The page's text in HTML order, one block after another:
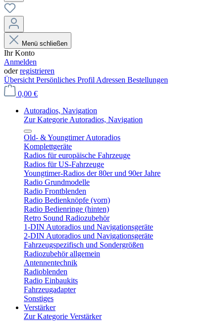
Menü schließen
Ihr Konto
Anmelden
oderregistrieren
Übersicht Persönliches Profil Adressen Bestellungen
0,00 €
Autoradios, Navigation
Zur Kategorie Autoradios, Navigation
Old- & Youngtimer Autoradios
Komplettgeräte
Radios für europäische Fahrzeuge
Radios für US-Fahrzeuge
Youngtimer-Radios der 80er und 90er Jahre
Radio Grundmodelle
Radio Frontblenden
Radio Bedienknöpfe (vorn)
Radio Bedienringe (hinten)
Retro Sound Radiozubehör
1-DIN Autoradios und Navigationsgeräte
2-DIN Autoradios und Navigationsgeräte
Fahrzeugspezifisch und Sondergrößen
Radiozubehör allgemein
Antennentechnik
Radioblenden
Radio Einbaukits
Fahrzeugadapter
Sonstiges
Verstärker
Zur Kategorie Verstärker